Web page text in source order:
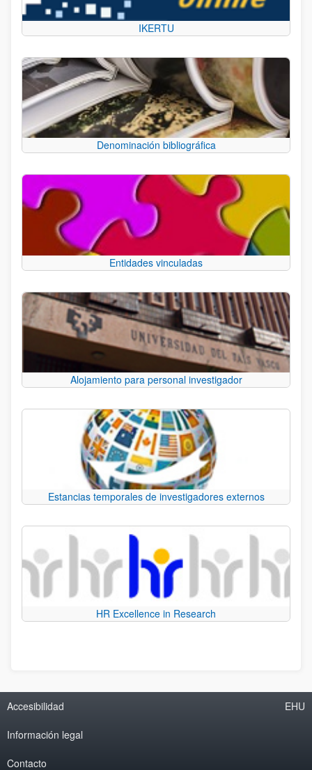
IKERTU
Denominación bibliográfica
Entidades vinculadas
Alojamiento para personal investigador
Estancias temporales de investigadores externos
HR Excellence in Research
Accesibilidad
Información legal
Contacto
EHU